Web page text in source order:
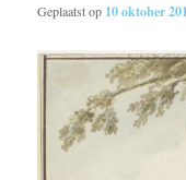
Geplaatst op 10 oktober